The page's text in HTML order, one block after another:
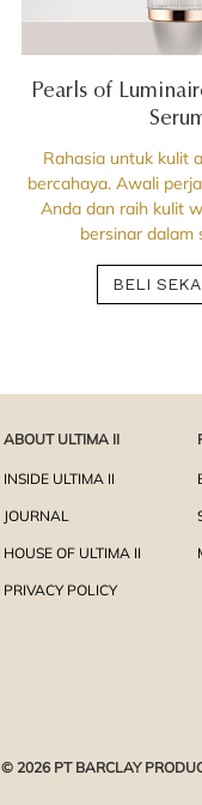
Pearls of
Rahasia untuk kulit
bercahaya. Awali
Anda dan raih kulit
bersinar dalam
BELI
ABOUT ULTIMA II
INSIDE ULTIMA II
JOURNAL
HOUSE OF ULTIMA II
PRIVACY POLICY
© 2026 PT BARCLAY